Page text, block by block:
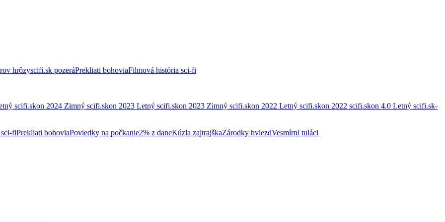
hrôzyscifi.sk pozeráPrekliati bohoviaFilmová história sci-fi
scifi.skon 2024 Zimný scifi.skon 2023 Letný scifi.skon 2023 Zimný scifi.skon 2022 Letný scifi.skon 2022 scifi.skon 4.0 Letný scifi.sk-
fiPrekliati bohoviaPoviedky na počkanie2% z daneKúzla zajtrajškaZárodky hviezdVesmírni tuláci